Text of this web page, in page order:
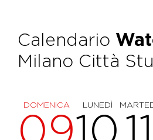
Calendario
Milano Città
DOMENICA LUNEDÌ